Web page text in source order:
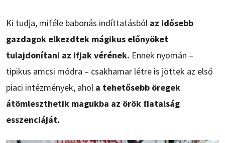
Ki tudja, miféle babonás indíttatásból az idősebb
gazdagok elkezdtek mágikus előnyöket
tulajdonítani az ifjak vérének. Ennek nyomán –
tipikus amcsi módra – csakhamar létre is jöttek az első
piaci intézmények, ahol a tehetősebb öregek
átömleszthetik magukba az örök fiatalság
esszenciáját.